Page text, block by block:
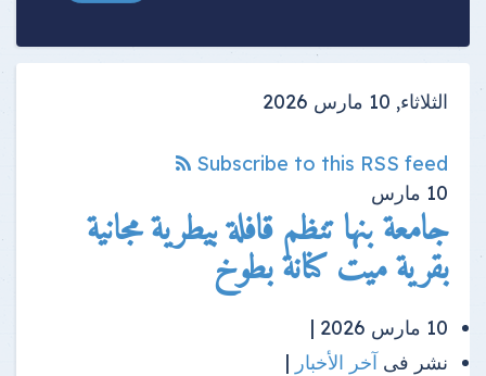
الثلاثاء, 10 مارس 2026
Subscribe to this RSS feed
10 مارس
جامعة بنها تنظم قافلة بيطرية مجانية
بقرية ميت كنانة بطوخ
10 مارس 2026 |
نشر فى آخر الأخبار |